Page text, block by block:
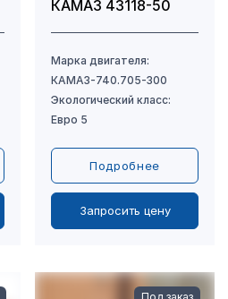
КАМАЗ 43118-50
Подробнее
Запросить цену